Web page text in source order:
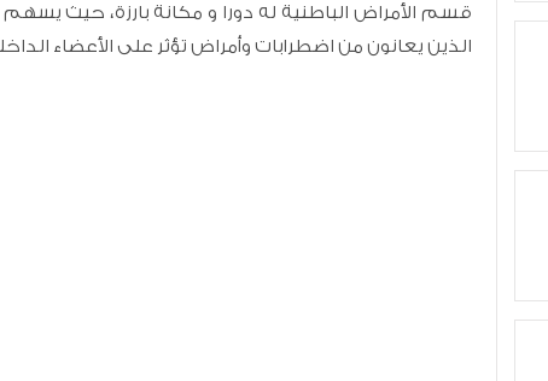
قسم الأمراض الباطنية له دورا و مكانة بارزة، حيث
الذين يعانون من اضطرابات وأمراض تؤثر على الأعضاء